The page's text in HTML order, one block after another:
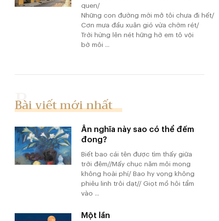
quen/
Những con đường mới mở tôi chưa đi hết/
Cơn mưa đầu xuân gió vừa chớm rét/
Trời hừng lên nét hững hờ em tô vội
bờ môi ...
Bài viết mới nhất
Ân nghĩa này sao có thể đếm
đong?
Biết bao cái tên được tìm thấy giữa
trời đêm//Mấy chục năm mỏi mong
không hoài phí/ Bao hy vọng không
phiêu linh trôi dạt// Giọt mồ hôi tẩm
vào ...
Một lần